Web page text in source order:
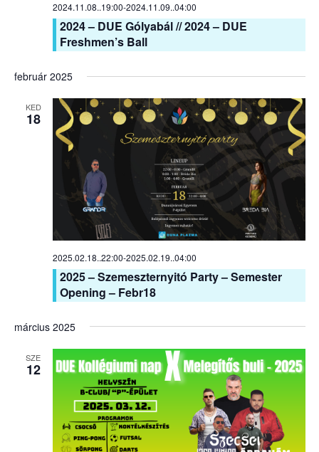
2024.11.08..19:00-2024.11.09..04:00
2024 – DUE Gólyabál // 2024 – DUE
Freshmen’s Ball
február 2025
KED
18
2025.02.18..22:00-2025.02.19..04:00
2025 – Szemeszternyitó Party – Semester
Opening – Febr18
március 2025
SZE
12